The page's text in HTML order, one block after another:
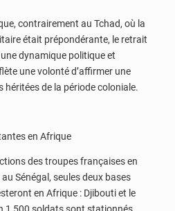
contrairement au Tchad, où la
était prépondérante, le retrait
dynamique politique et
une volonté d’affirmer une
héritées de la période coloniale.
en Afrique
des troupes françaises en
Sénégal, seules deux bases
en Afrique : Djibouti et le
1 500 soldats sont stationnés